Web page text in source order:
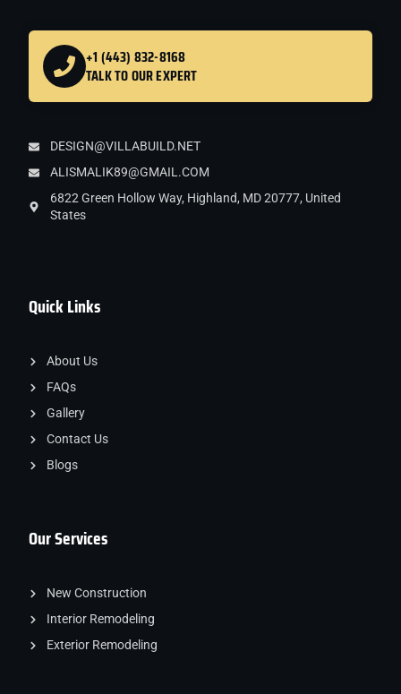
Our Services
New Construction
Interior Remodeling
Exterior Remodeling
Quick Links
About Us
FAQs
Gallery
Contact Us
Blogs
+1 (443) 832-8168
TALK TO OUR EXPERT
DESIGN@VILLABUILD.NET
ALISMALIK89@GMAIL.COM
6822 Green Hollow Way, Highland, MD 20777, United
States